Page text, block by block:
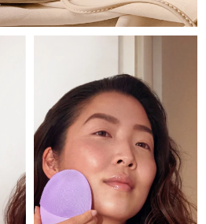
护肤
& balm
备
devices
& hydration
备
hydration devices
Whitening Set
备
sonic toothbrushes
clinical anti-aging set
Primer
primer
肤品
skincare
neck & décolleté LED mask
LED hand mask
肤品
Serum
probiotic serum
品
品
Red Light Therapy
Light Serum
2 Pro Max
IPL hair removal device
身体护理
2 body
body toning
预计送达日期8/8/26
预计送达日期 8/8/26
预计送达日期 8/8/26
预计送达日期 8/12/26
预计送达日期 8/8/26